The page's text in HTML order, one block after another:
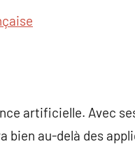
artificielle. Avec
bien au-delà des